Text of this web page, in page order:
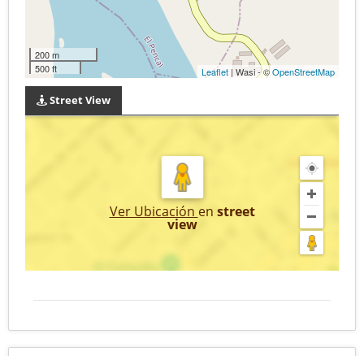
200 m
500 ft
Leaflet | Wasi - ©OpenStreetMap
Street View
Ver Ubicación en street
view